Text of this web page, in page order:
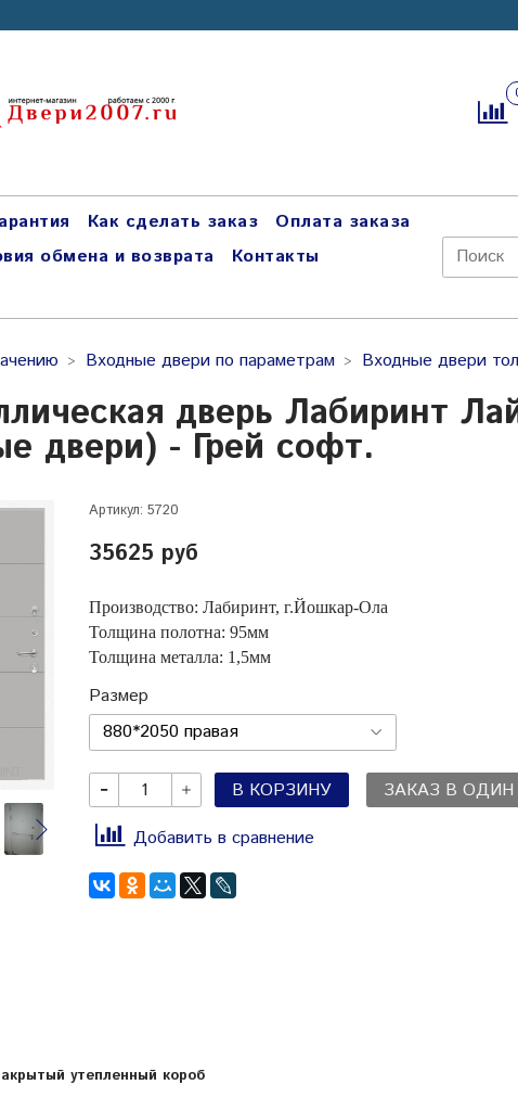
Как сделать заказ
Оплата заказа
обмена и возврата
Контакты
Входные двери по параметрам Входные двери
дверь Лабиринт
двери) - Грей софт.
Артикул: 5720
35625 руб
Производство: Лабиринт, г.Йошкар-Ола
Толщина полотна: 95мм
Толщина металла: 1,5мм
Размер
В КОРЗИНУ
ЗАКАЗ В ОДИН
Добавить в сравнение
утепленный короб